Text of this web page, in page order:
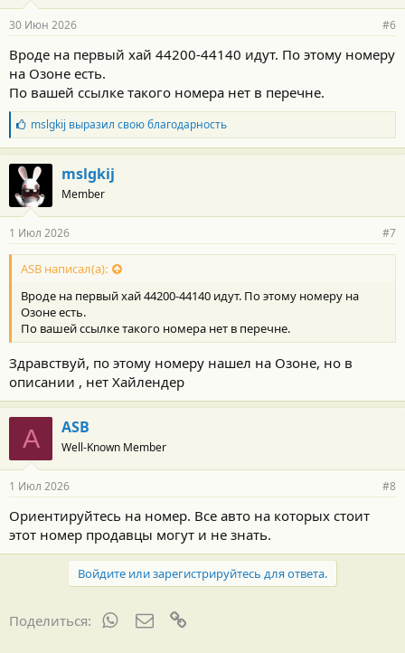
30 Июн 2026 #6
Вроде на первый хай 44200-44140 идут. По этому номеру
на Озоне есть.
По вашей ссылке такого номера нет в перечне.
Б
л
а
г
о
д
а
н
о
с
и
:
mslgkij выразил свою благодарность
mslgkij
Member
1 Июл 2026 #7
ASB написал(а):
Вроде на первый хай 44200-44140 идут. По этому номеру на
Озоне есть.
По вашей ссылке такого номера нет в перечне.
Здравствуй, по этому номеру нашел на Озоне, но в
описании , нет Хайлендер
A ASB
Well-Known Member
1 Июл 2026 #8
Ориентируйтесь на номер. Все авто на которых стоит
этот номер продавцы могут и не знать.
Войдите или зарегистрируйтесь для ответа.
Поделиться: WhatsAppЭлектронная почта